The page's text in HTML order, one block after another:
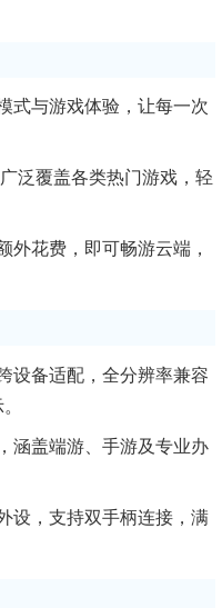
式与游戏体验，让每一次
泛覆盖各类热门游戏，轻
外花费，即可畅游云端，
设备适配，全分辨率兼容
涵盖端游、手游及专业办
设，支持双手柄连接，满